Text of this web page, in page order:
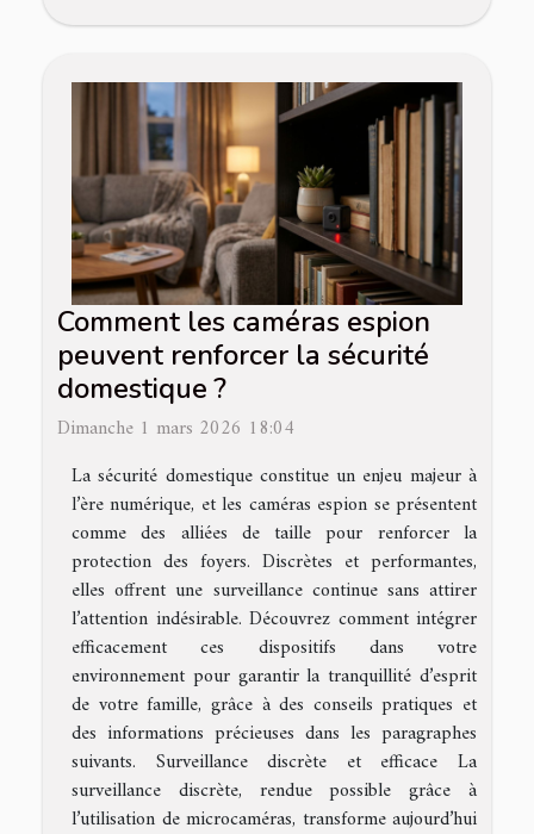
Comment les caméras espion
peuvent renforcer la sécurité
domestique ?
Dimanche 1 mars 2026 18:04
La sécurité domestique constitue un enjeu majeur à
l’ère numérique, et les caméras espion se présentent
comme des alliées de taille pour renforcer la
protection des foyers. Discrètes et performantes,
elles offrent une surveillance continue sans attirer
l’attention indésirable. Découvrez comment intégrer
efficacement ces dispositifs dans votre
environnement pour garantir la tranquillité d’esprit
de votre famille, grâce à des conseils pratiques et
des informations précieuses dans les paragraphes
suivants. Surveillance discrète et efficace La
surveillance discrète, rendue possible grâce à
l’utilisation de microcaméras, transforme aujourd’hui